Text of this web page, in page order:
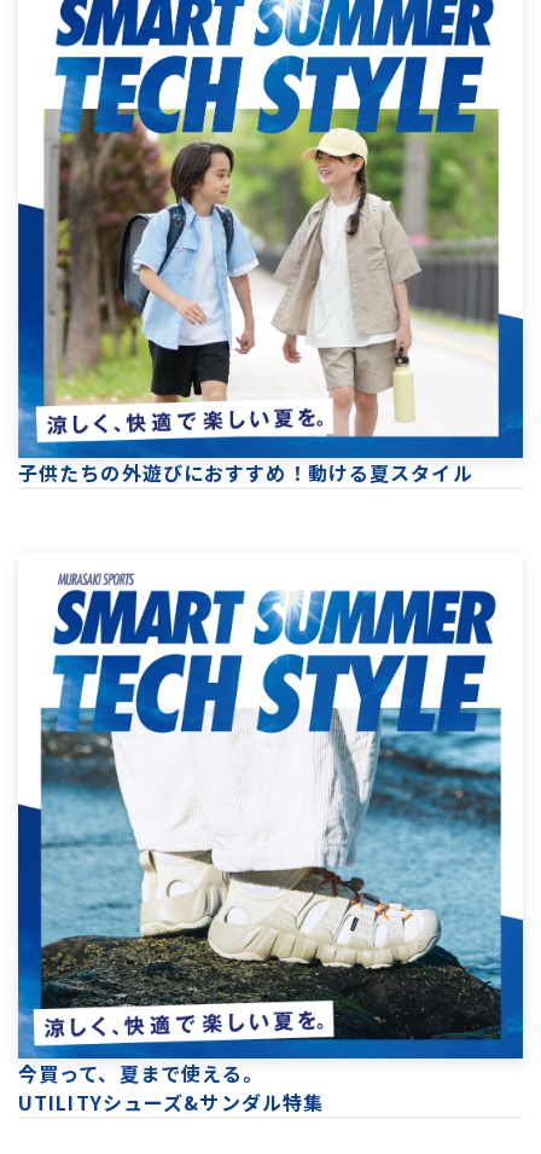
子供たちの外遊びにおすすめ！動ける夏スタイル
今買って、夏まで使える。
UTILITYシューズ&サンダル特集